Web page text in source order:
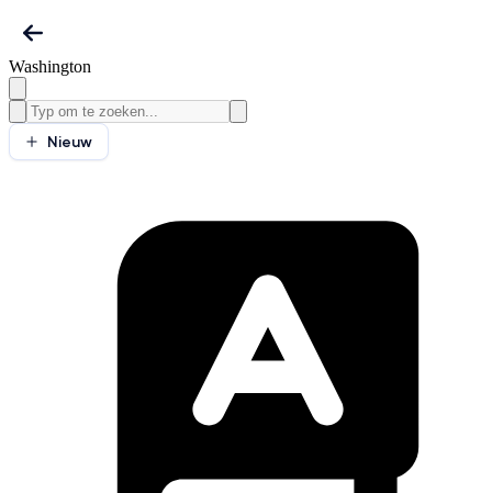
Washington
Nieuw